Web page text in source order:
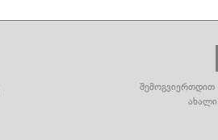
შემოგვიერთდით
ახალი